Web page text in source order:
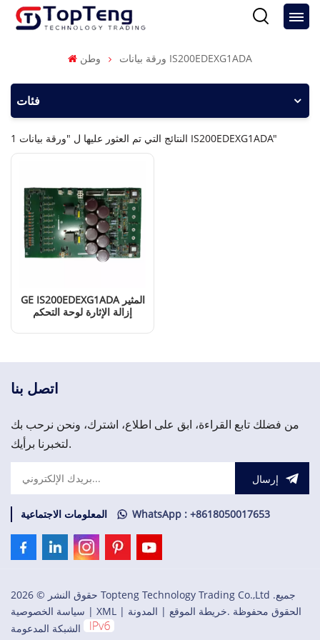
وطن ورقة بيانات IS200EDEXG1ADA
فئات
1 النتائج التي تم العثور عليها ل "ورقة بيانات IS200EDEXG1ADA"
GE IS200EDEXG1ADA المثير
إزالة الإثارة لوحة التحكم
إقرأ المزيد
اتصل بنا
من فضلك تابع القراءة، ابق على اطلاع، اشترك، ونحن نرحب بك
لتخبرنا برأيك.
إرسال
المعلومات الاجتماعية WhatsApp : +8618050017653
حقوق النشر © 2026 Topteng Technology Trading Co.,Ltd .جميع
الحقوق محفوظة .خريطة الموقع | المدونة |
XML
| سياسة الخصوصية
الشبكة المدعومة